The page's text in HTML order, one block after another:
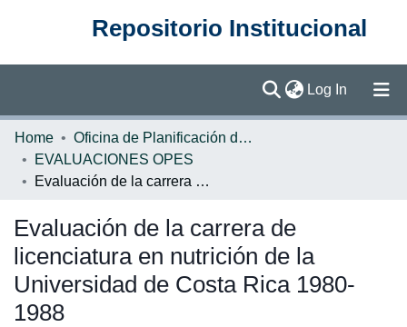
Repositorio Institucional
Log In (current)
Communities & Collections
Home
Oficina de Planificación de la Educación Superior (OPES)
EVALUACIONES OPES
Evaluación de la carrera de licenciatura en nutrición de la Universidad de Costa Rica 1980-1988
Evaluación de la carrera de
licenciatura en nutrición de la
Universidad de Costa Rica 1980-
1988